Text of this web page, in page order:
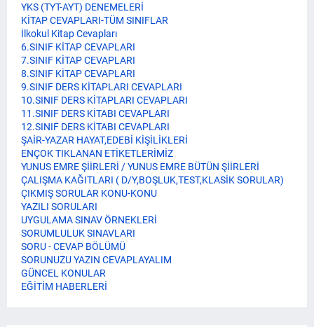
YKS (TYT-AYT) DENEMELERİ
KİTAP CEVAPLARI-TÜM SINIFLAR
İlkokul Kitap Cevapları
6.SINIF KİTAP CEVAPLARI
7.SINIF KİTAP CEVAPLARI
8.SINIF KİTAP CEVAPLARI
9.SINIF DERS KİTAPLARI CEVAPLARI
10.SINIF DERS KİTAPLARI CEVAPLARI
11.SINIF DERS KİTABI CEVAPLARI
12.SINIF DERS KİTABI CEVAPLARI
ŞAİR-YAZAR HAYAT,EDEBİ KİŞİLİKLERİ
ENÇOK TIKLANAN ETİKETLERİMİZ
YUNUS EMRE ŞİİRLERİ / YUNUS EMRE BÜTÜN ŞİİRLERİ
ÇALIŞMA KAĞITLARI ( D/Y,BOŞLUK,TEST,KLASİK SORULAR)
ÇIKMIŞ SORULAR KONU-KONU
YAZILI SORULARI
UYGULAMA SINAV ÖRNEKLERİ
SORUMLULUK SINAVLARI
SORU - CEVAP BÖLÜMÜ
SORUNUZU YAZIN CEVAPLAYALIM
GÜNCEL KONULAR
EĞİTİM HABERLERİ